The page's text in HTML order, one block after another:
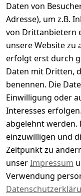
5
4
3
2
1
Es hat noch
Artikel abgegeben
Daten von
Adresse), um z.B.
von Drittanbietern
unsere Website zu
erfolgt erst durch
Daten mit Dritten,
benennen. Die
Einwilligung oder
Interesses
abgelehnt werden.
einzuwilligen und
Zeitpunkt zu
unserImpressum
Verwendung